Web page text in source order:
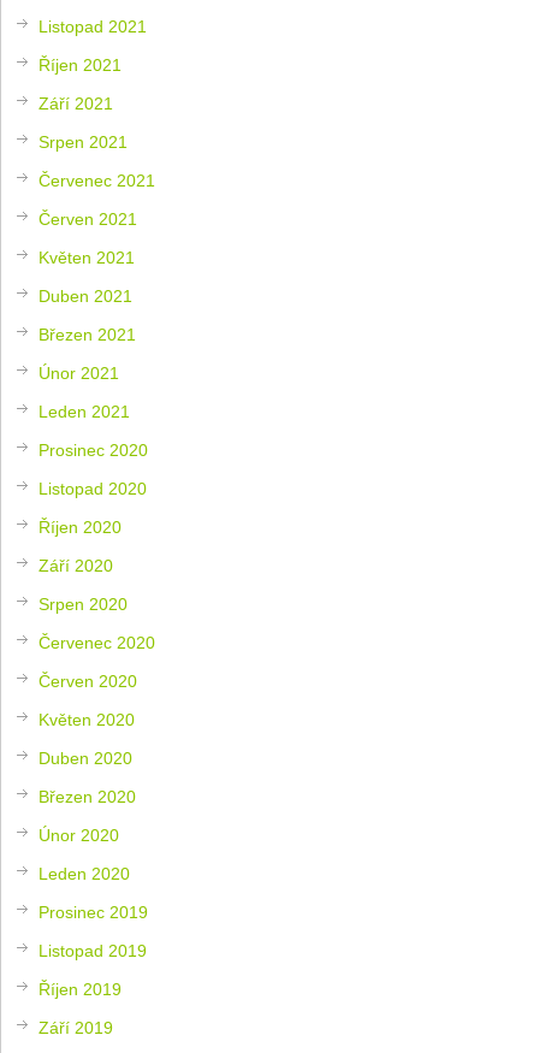
Listopad 2021
Říjen 2021
Září 2021
Srpen 2021
Červenec 2021
Červen 2021
Květen 2021
Duben 2021
Březen 2021
Únor 2021
Leden 2021
Prosinec 2020
Listopad 2020
Říjen 2020
Září 2020
Srpen 2020
Červenec 2020
Červen 2020
Květen 2020
Duben 2020
Březen 2020
Únor 2020
Leden 2020
Prosinec 2019
Listopad 2019
Říjen 2019
Září 2019